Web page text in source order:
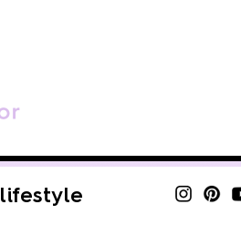
lifestyle